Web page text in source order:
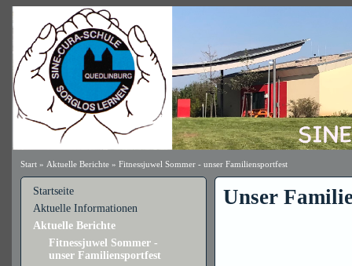
Start» Aktuelle Berichte» Fitnessjuwel Sommer - unser Familiensportfest
Startseite
Aktuelle Informationen
Aktuelle Berichte
Fitnessjuwel Sommer -
unser Familiensportfest
Unser